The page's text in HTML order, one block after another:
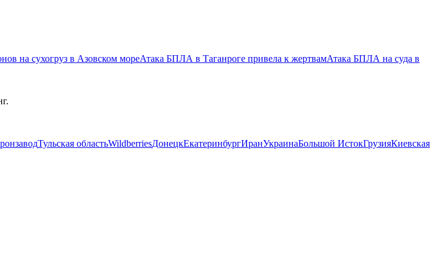
на сухогруз в Азовском мореАтака БПЛА в Таганроге привела к жертвамАтака БПЛА на суда в
Тульская областьWildberriesДонецкЕкатеринбургИранУкраинаБольшой ИстокГрузияКиевская